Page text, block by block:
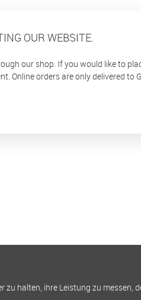
OUR WEBSITE.
our shop. If you would like to
Online orders are only delivered to
halten, ihre Leistung zu